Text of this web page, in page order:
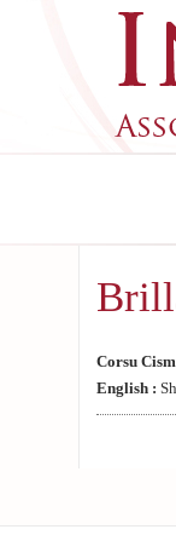
Corsu
English :